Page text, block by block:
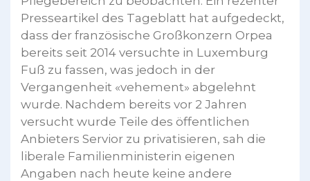
Presseartikel des Tageblatt hat aufgedeckt,
dass der französische Großkonzern Orpea
bereits seit 2014 versuchte in Luxemburg
Fuß zu fassen, was jedoch in der
Vergangenheit «vehement» abgelehnt
wurde. Nachdem bereits vor 2 Jahren
versucht wurde Teile des öffentlichen
Anbieters Servior zu privatisieren, sah die
liberale Familienministerin eigenen
Angaben nach heute keine andere